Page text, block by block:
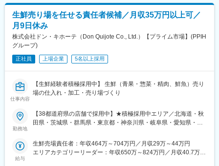
駅(東京都)、銀座駅、亀戸水神駅、両国駅(都営線)、馬喰町駅、北
品川駅、穴守稲荷駅、東池袋四丁目駅、櫛田神社前駅、西鉄福岡
駅、東比恵駅、越中島駅、池ノ上駅、浅草駅、蓮沼駅、布田駅、
井の頭公園駅、新松戸駅、日ノ出町駅、登戸駅、二子玉川駅、あ
びこ駅、阿倍野駅(地下鉄)、北天下茶屋駅、大阪阿部野橋駅、矢場
町駅、久屋大通駅、千種駅、新瀬戸駅、国際センター駅、新大久
保駅、竹橋駅、四ツ谷駅、浜町駅、日比谷駅、北参道駅、本郷三
なにわ橋駅、大阪難波駅、近鉄日本橋駅、大阪城北詰駅、上野
駅、大崎駅、戸越公園駅、不動前駅、江戸川橋駅、東新宿駅、初
駅、国際展示場駅、東日本橋駅、芝公園駅、御茶ノ水駅、天神南
駅、東北沢駅、浅草駅(ＴＸ)、高津駅(神奈川県)、松屋町駅、岸里
駅、天王寺駅
生鮮売り場を任せる責任者候補／月収35万円以上可／
月9日休み
株式会社ドン・キホーテ（Don Quijote Co., Ltd.）【プライム市場】(PPIH
グループ)
正社員 上場企業 5名以上採用
仕事内容
【生鮮経験者積極採用中】 生鮮（青果・惣菜・精肉、鮮魚）売り
場の仕入れ・加工・売り場づくり
勤務地
【38都道府県の店舗で採用中】★積極採用中エリア／北海道・秋
田県・茨城県・群馬県・東京都・神奈川県・岐阜県・愛知県・大
が1時間30分以内の店舗を優先的に検討します。★入社時は全国
転勤のある総合職としての 採用となりますが、入社して一定期
間勤務後 には転居を伴う異動の有無や特定エリアのみ など、
給与
生鮮売場責任者：年収464万～704万円／月収29万～44万円
エリアカテゴリーリーダー：年収650万～824万円／月収40.7万～